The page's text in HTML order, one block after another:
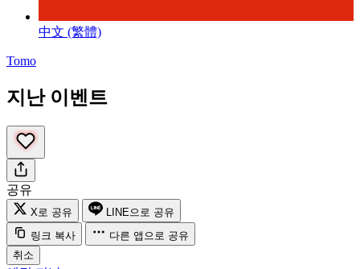
中文 (繁體)
Tomo
지난 이벤트
공유
X로 공유
LINE으로 공유
링크 복사
다른 앱으로 공유
취소